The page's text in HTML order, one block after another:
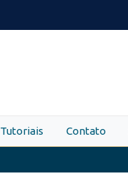
Tutoriais Contato